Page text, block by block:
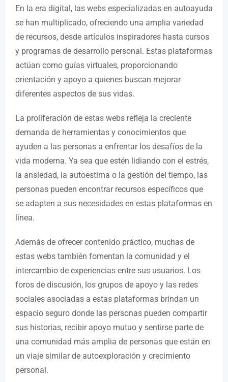
En la era digital, las webs especializadas en autoayuda
se han multiplicado, ofreciendo una amplia variedad
de recursos, desde artículos inspiradores hasta cursos
y programas de desarrollo personal. Estas plataformas
actúan como guías virtuales, proporcionando
orientación y apoyo a quienes buscan mejorar
diferentes aspectos de sus vidas.
La proliferación de estas webs refleja la creciente
demanda de herramientas y conocimientos que
ayuden a las personas a enfrentar los desafíos de la
vida moderna. Ya sea que estén lidiando con el estrés,
la ansiedad, la autoestima o la gestión del tiempo, las
personas pueden encontrar recursos específicos que
se adapten a sus necesidades en estas plataformas en
línea.
Además de ofrecer contenido práctico, muchas de
estas webs también fomentan la comunidad y el
intercambio de experiencias entre sus usuarios. Los
foros de discusión, los grupos de apoyo y las redes
sociales asociadas a estas plataformas brindan un
espacio seguro donde las personas pueden compartir
sus historias, recibir apoyo mutuo y sentirse parte de
una comunidad más amplia de personas que están en
un viaje similar de autoexploración y crecimiento
personal.